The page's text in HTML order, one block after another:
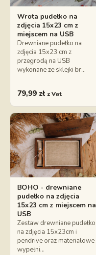
Wrota pudełko na
zdjęcia 15x23 cm z
miejscem na USB
Drewniane pudełko na
zdjęcia 15x23 cm z
przegrodą na USB
wykonane ze sklejki br…
79,99 zł z Vat
BOHO - drewniane
pudełko na zdjęcia
15x23 cm z miejscem na
USB
Zestaw drewniane pudełko
na zdjęcia 15x23cm i
pendrive oraz materiałowe
wypełni…